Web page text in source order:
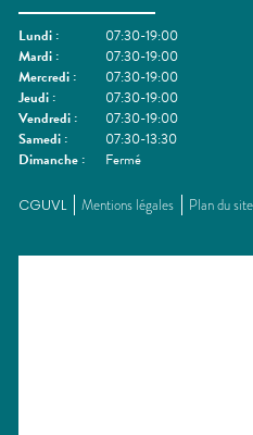
Lundi :
07:30-19:00
Mardi :
07:30-19:00
Mercredi :
07:30-19:00
Jeudi :
07:30-19:00
Vendredi :
07:30-19:00
Samedi :
07:30-13:30
Dimanche : Fermé
CGUVL Mentions légales Plan du site